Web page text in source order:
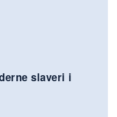
slaveri i